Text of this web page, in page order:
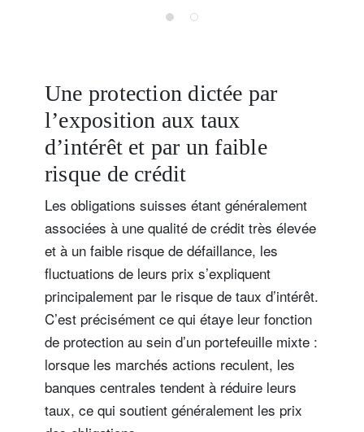
n’est pas
performant
Une protection dictée par
l’exposition aux taux
d’intérêt et par un faible
risque de crédit
Les obligations suisses étant généralement
associées à une qualité de crédit très élevée
et à un faible risque de défaillance, les
fluctuations de leurs prix s’expliquent
principalement par le risque de taux d’intérêt.
C’est précisément ce qui étaye leur fonction
de protection au sein d’un portefeuille mixte :
lorsque les marchés actions reculent, les
banques centrales tendent à réduire leurs
taux, ce qui soutient généralement les prix